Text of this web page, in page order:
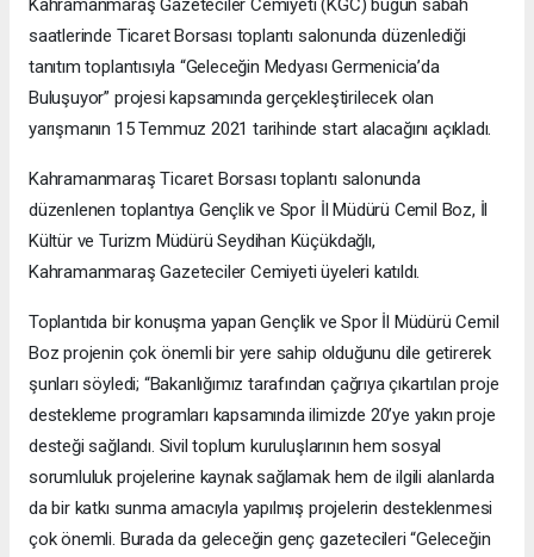
saatlerinde Ticaret Borsası toplantı salonunda düzenlediği
tanıtım toplantısıyla “Geleceğin Medyası Germenicia’da
Buluşuyor” projesi kapsamında gerçekleştirilecek olan
yarışmanın 15 Temmuz 2021 tarihinde start alacağını açıkladı.
Kahramanmaraş Ticaret Borsası toplantı salonunda
düzenlenen toplantıya Gençlik ve Spor İl Müdürü Cemil Boz, İl
Kültür ve Turizm Müdürü Seydihan Küçükdağlı,
Kahramanmaraş Gazeteciler Cemiyeti üyeleri katıldı.
Toplantıda bir konuşma yapan Gençlik ve Spor İl Müdürü Cemil
Boz projenin çok önemli bir yere sahip olduğunu dile getirerek
şunları söyledi; “Bakanlığımız tarafından çağrıya çıkartılan proje
destekleme programları kapsamında ilimizde 20’ye yakın proje
desteği sağlandı. Sivil toplum kuruluşlarının hem sosyal
sorumluluk projelerine kaynak sağlamak hem de ilgili alanlarda
da bir katkı sunma amacıyla yapılmış projelerin desteklenmesi
çok önemli. Burada da geleceğin genç gazetecileri “Geleceğin